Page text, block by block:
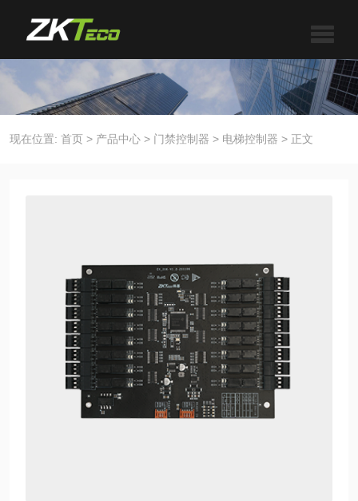
现在位置: 首页 > 产品中心 > 门禁控制器 > 电梯控制器 > 正文